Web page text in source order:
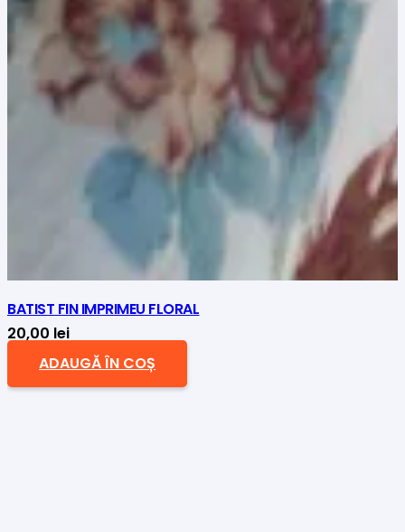
BATIST FIN IMPRIMEU FLORAL
20,00 lei
ADAUGĂ ÎN COȘ